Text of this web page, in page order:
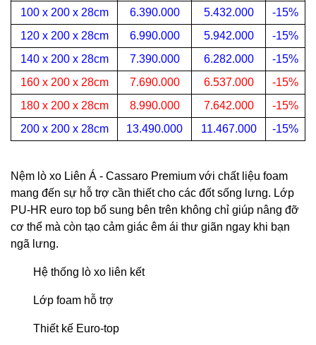
100 x 200 x 28cm 6.390.000 5.432.000
-15%
120 x 200 x 28cm
6.990.000 5.942.000
-15%
140 x 200 x 28cm
7.390.000 6.282.000
-15%
160 x 200 x 28cm
7.690.000 6.537.000
-15%
180 x 200 x 28cm
8.990.000 7.642.000
-15%
200 x 200 x 28cm
13.490.000 11.467.000 -15%
Nệm lò xo Liên Á - Cassaro Premium với chất liệu foam
mang đến sự hỗ trợ cần thiết cho các đốt sống lưng. Lớp
PU-HR euro top bổ sung bên trên không chỉ giúp nâng đỡ
cơ thể mà còn tạo cảm giác êm ái thư giãn ngay khi bạn
ngã lưng.
Hệ thống lò xo liên kết
Lớp foam hỗ trợ
Thiết kế Euro-top